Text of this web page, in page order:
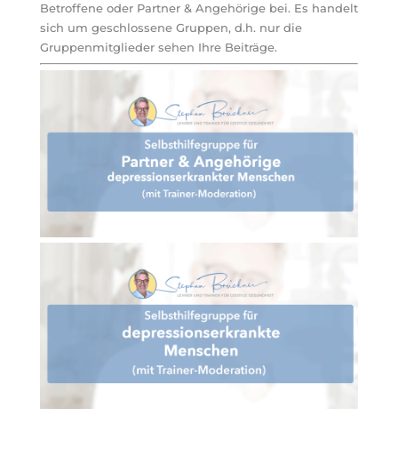
Betroffene oder Partner & Angehörige bei. Es handelt
sich um geschlossene Gruppen, d.h. nur die
Gruppenmitglieder sehen Ihre Beiträge.